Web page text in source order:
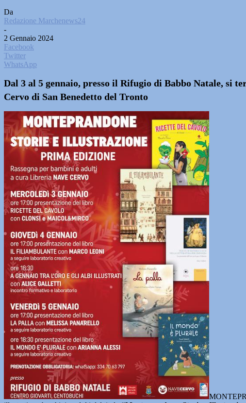
Da
Redazione Marchenews24
-
2 Gennaio 2024
Facebook
Twitter
WhatsApp
Dal 3 al 5 gennaio, presso il Rifugio di Babbo Natale, si
Cervo di San Benedetto del Tronto